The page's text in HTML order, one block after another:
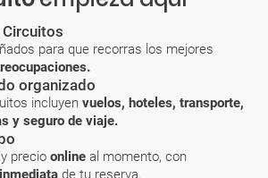
para que recorras los mejores
organizado
incluyen vuelos, hoteles, transporte,
y seguro de viaje.
precio online al momento, con
de tu reserva.